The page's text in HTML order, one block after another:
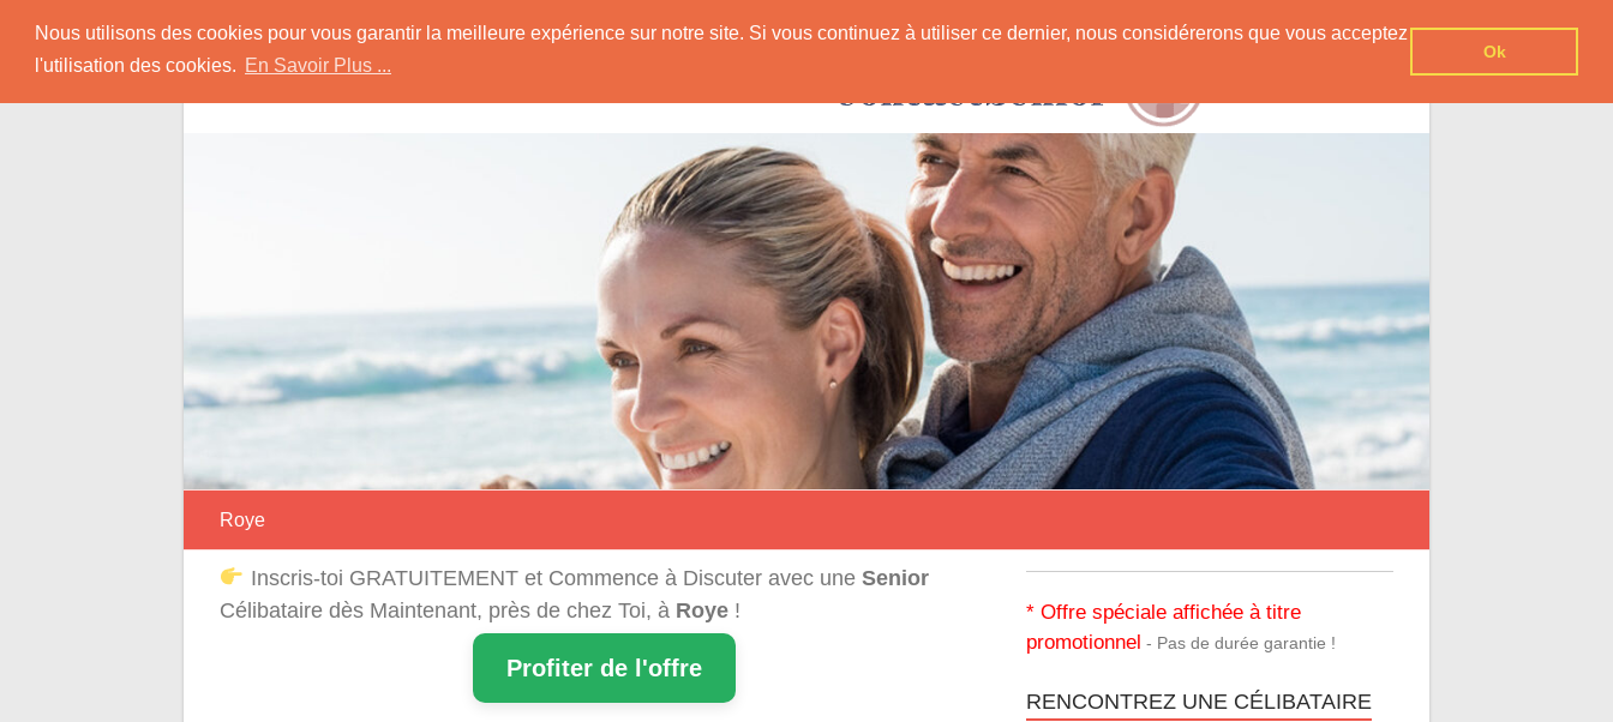
Nous utilisons des cookies pour vous garantir la meilleure expérience sur notre site. Si vous continuez à utiliser ce dernier, nous considérerons que vous acceptez
l'utilisation des cookies. En Savoir Plus ...
Ok
content
Rencontrer Senior
Conseils & Infos pour la Rencontre d'une Senior
Roye
Inscris-toi GRATUITEMENT et Commence à Discuter avec une Senior
Célibataire dès Maintenant, près de chez Toi, à Roye !
Profiter de l'offre
* Offre spéciale affichée à titre
promotionnel - Pas de durée garantie !
RENCONTREZ UNE CÉLIBATAIRE